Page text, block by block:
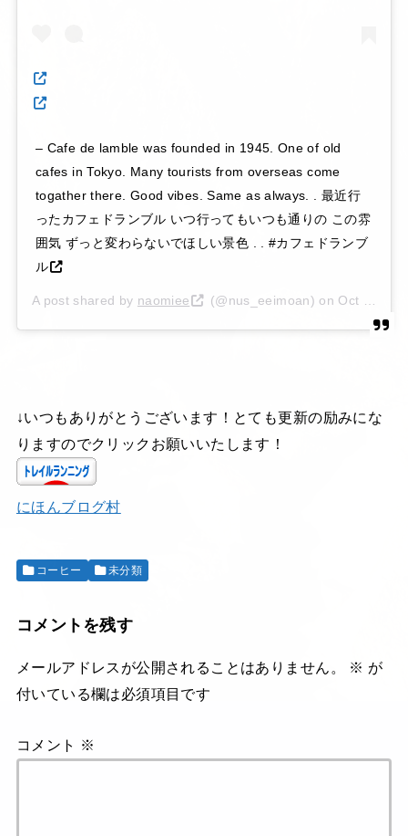
– Cafe de lamble was founded in 1945. One of old
cafes in Tokyo. Many tourists from overseas come
togather there. Good vibes. Same as always. . 最近行
ったカフェドランブル いつ行ってもいつも通りの この雰
囲気 ずっと変わらないでほしい景色 . . #カフェドランブ
ル
A post shared by naomiee (@nus_eeimoan) on Oct 2, 2019 at 2:46am PDT
↓いつもありがとうございます！とても更新の励みにな
りますのでクリックお願いいたします！
にほんブログ村
コーヒー 未分類
コメントを残す
メールアドレスが公開されることはありません。 ※ が
付いている欄は必須項目です
コメント ※